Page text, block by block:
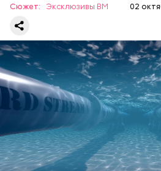
Сюжет: Эксклюзивы ВМ 02
— Ведь люди живут вблизи
Например, поселок Комарин,
Брагинском районе
официально нечист — до 10
километр. Но через три
располагается чистая зона с
огородами. Там даже
Кирова стоит, где более